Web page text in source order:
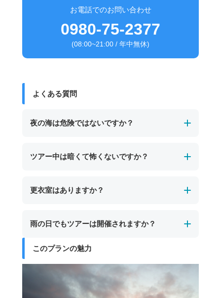
お電話でのお問い合わせ
0980-75-2377
(08:00~21:00 / 年中無休)
よくある質問
夜の海は危険ではないですか？
経験豊富なガイドが必ず同行し、事前に安全確
備しているため、夜でも安心してご参加いただ
ツアー中は暗くて怖くないですか？
ツアーでは専用ライトを使用し、ガイドが常に
むしろ、昼間とは違う神秘的な海の雰囲気や、
ます。
更衣室はありますか？
更衣室はありません。
うえお越しいただくか、ご自身のお車でお着替
は無料でご利用いただけます。
雨の日でもツアーは開催されますか？
ナイトツアーは星空観賞を目的の１つとしてい
るため、雨天時は星が見えにくくなります。
その場合は、お客様とご相談のうえで催行する
かどうかを判断いたします。
このプランの魅力